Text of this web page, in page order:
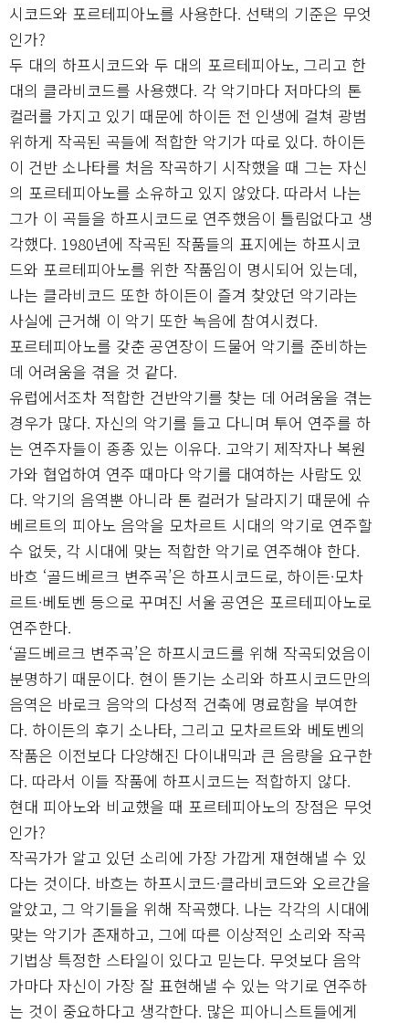
시코드와 포르테피아노를 사용한다. 선택의 기준은 무엇
인가?
두 대의 하프시코드와 두 대의 포르테피아노, 그리고 한
대의 클라비코드를 사용했다. 각 악기마다 저마다의 톤
컬러를 가지고 있기 때문에 하이든 전 인생에 걸쳐 광범
위하게 작곡된 곡들에 적합한 악기가 따로 있다. 하이든
이 건반 소나타를 처음 작곡하기 시작했을 때 그는 자신
의 포르테피아노를 소유하고 있지 않았다. 따라서 나는
그가 이 곡들을 하프시코드로 연주했음이 틀림없다고 생
각했다. 1980년에 작곡된 작품들의 표지에는 하프시코
드와 포르테피아노를 위한 작품임이 명시되어 있는데,
나는 클라비코드 또한 하이든이 즐겨 찾았던 악기라는
사실에 근거해 이 악기 또한 녹음에 참여시켰다.
포르테피아노를 갖춘 공연장이 드물어 악기를 준비하는
데 어려움을 겪을 것 같다.
유럽에서조차 적합한 건반악기를 찾는 데 어려움을 겪는
경우가 많다. 자신의 악기를 들고 다니며 투어 연주를 하
는 연주자들이 종종 있는 이유다. 고악기 제작자나 복원
가와 협업하여 연주 때마다 악기를 대여하는 사람도 있
다. 악기의 음역뿐 아니라 톤 컬러가 달라지기 때문에 슈
베르트의 피아노 음악을 모차르트 시대의 악기로 연주할
수 없듯, 각 시대에 맞는 적합한 악기로 연주해야 한다.
바흐 ‘골드베르크 변주곡’은 하프시코드로, 하이든·모차
르트·베토벤 등으로 꾸며진 서울 공연은 포르테피아노로
연주한다.
‘골드베르크 변주곡’은 하프시코드를 위해 작곡되었음이
분명하기 때문이다. 현이 뜯기는 소리와 하프시코드만의
음역은 바로크 음악의 다성적 건축에 명료함을 부여한
다. 하이든의 후기 소나타, 그리고 모차르트와 베토벤의
작품은 이전보다 다양해진 다이내믹과 큰 음량을 요구한
다. 따라서 이들 작품에 하프시코드는 적합하지 않다.
현대 피아노와 비교했을 때 포르테피아노의 장점은 무엇
인가?
작곡가가 알고 있던 소리에 가장 가깝게 재현해낼 수 있
다는 것이다. 바흐는 하프시코드·클라비코드와 오르간을
알았고, 그 악기들을 위해 작곡했다. 나는 각각의 시대에
맞는 악기가 존재하고, 그에 따른 이상적인 소리와 작곡
기법상 특정한 스타일이 있다고 믿는다. 무엇보다 음악
가마다 자신이 가장 잘 표현해낼 수 있는 악기로 연주하
는 것이 중요하다고 생각한다. 많은 피아니스트들에게